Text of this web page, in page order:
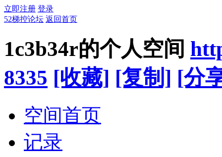
立即注册 登录
52梯控论坛 返回首页
1c3b34r的个人空间
8335 [收藏] [复制] [分
空间首页
记录